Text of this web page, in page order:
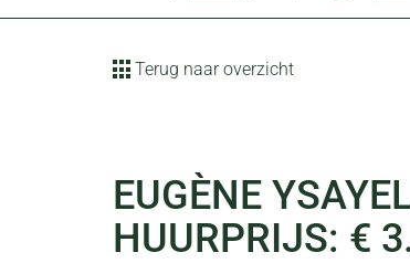
Terug naar overzicht
EUGÈNE
HUURPRIJS: €